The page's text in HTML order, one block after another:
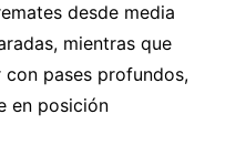
desde media
mientras que
pases profundos,
en posición